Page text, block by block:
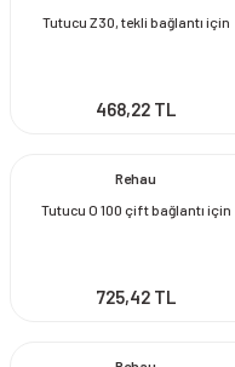
Tutucu Z30, tekli bağlantı için
468,22 TL
Rehau
Tutucu O 100 çift bağlantı için
725,42 TL